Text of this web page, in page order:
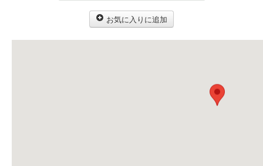
お気に入りに追加